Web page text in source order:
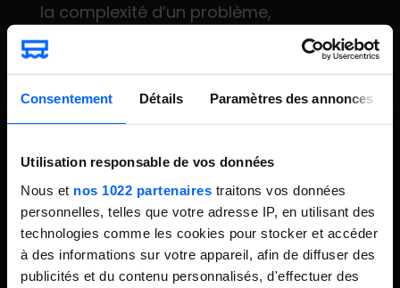
Consentement Détails Paramètres des annonces
Utilisation responsable de vos données
Nous et nos 1022 partenaires traitons vos données
personnelles, telles que votre adresse IP, en utilisant des
technologies comme les cookies pour stocker et accéder
à des informations sur votre appareil, afin de diffuser des
publicités et du contenu personnalisés, d'effectuer des
la complexité d’un problème,
conception d’une phase d’idéation et
de prototypage, gérer un projet
Nos formations offrent un cadre
pouracquérir des méthodes
d’innovation éprouvées, expérimenter
des outils de co-conception et
développer une approche pragmatique
de la transformation des organisations